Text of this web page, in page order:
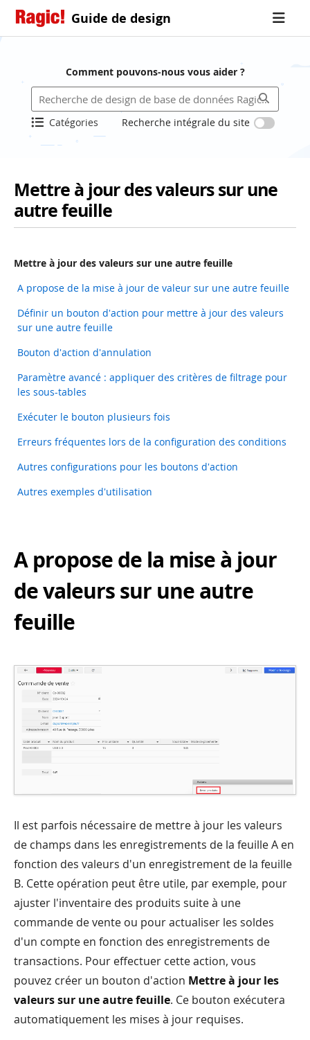
Guide de design
Comment pouvons-nous vous aider ?
Catégories Recherche intégrale du site
Mettre à jour des valeurs sur une
autre feuille
Mettre à jour des valeurs sur une autre feuille
A propose de la mise à jour de valeur sur une autre feuille
Définir un bouton d'action pour mettre à jour des valeurs
sur une autre feuille
Bouton d'action d'annulation
Paramètre avancé : appliquer des critères de filtrage pour
les sous-tables
Exécuter le bouton plusieurs fois
Erreurs fréquentes lors de la configuration des conditions
Autres configurations pour les boutons d'action
Autres exemples d'utilisation
A propose de la mise à jour
de valeurs sur une autre
feuille
Il est parfois nécessaire de mettre à jour les valeurs
de champs dans les enregistrements de la feuille A en
fonction des valeurs d'un enregistrement de la feuille
B. Cette opération peut être utile, par exemple, pour
ajuster l'inventaire des produits suite à une
commande de vente ou pour actualiser les soldes
d'un compte en fonction des enregistrements de
transactions. Pour effectuer cette action, vous
pouvez créer un bouton d'action Mettre à jour les
valeurs sur une autre feuille. Ce bouton exécutera
automatiquement les mises à jour requises.